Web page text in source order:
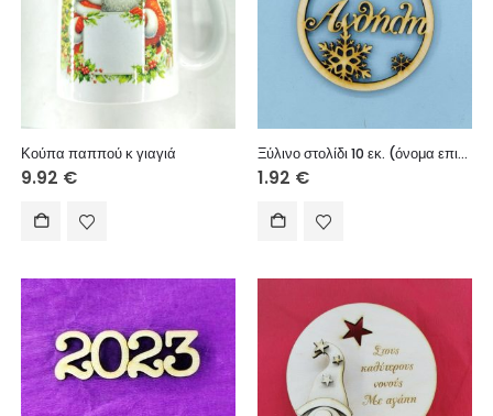
Κούπα παππού κ γιαγιά
9.92 €
Ξύλινο στολίδι 10 εκ. (όνομα επιλογής σας)
1.92 €